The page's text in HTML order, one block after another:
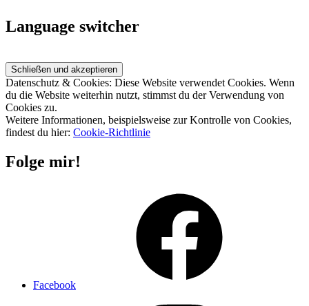
Language switcher
Datenschutz & Cookies: Diese Website verwendet Cookies. Wenn
du die Website weiterhin nutzt, stimmst du der Verwendung von
Cookies zu.
Weitere Informationen, beispielsweise zur Kontrolle von Cookies,
findest du hier: Cookie-Richtlinie
Folge mir!
Facebook